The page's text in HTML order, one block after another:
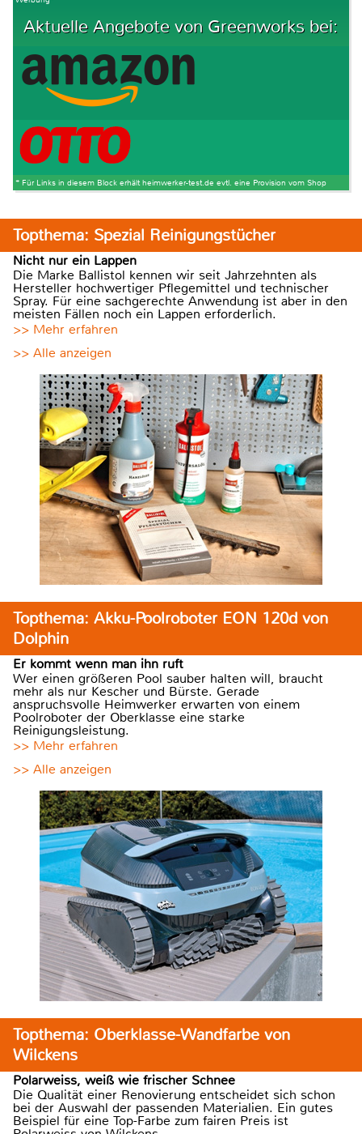
Aktuelle Angebote von Greenworks bei:
* Für Links in diesem Block erhält heimwerker-test.de evtl. eine Provision vom Shop
Topthema: Spezial Reinigungstücher
Nicht nur ein Lappen
Die Marke Ballistol kennen wir seit Jahrzehnten als
Hersteller hochwertiger Pflegemittel und technischer
Spray. Für eine sachgerechte Anwendung ist aber in den
meisten Fällen noch ein Lappen erforderlich.
>> Mehr erfahren
>> Alle anzeigen
Topthema: Akku-Poolroboter EON 120d von
Dolphin
Er kommt wenn man ihn ruft
Wer einen größeren Pool sauber halten will, braucht
mehr als nur Kescher und Bürste. Gerade
anspruchsvolle Heimwerker erwarten von einem
Poolroboter der Oberklasse eine starke
Reinigungsleistung.
>> Mehr erfahren
>> Alle anzeigen
Topthema: Oberklasse-Wandfarbe von
Wilckens
Polarweiss, weiß wie frischer Schnee
Die Qualität einer Renovierung entscheidet sich schon
bei der Auswahl der passenden Materialien. Ein gutes
Beispiel für eine Top-Farbe zum fairen Preis ist